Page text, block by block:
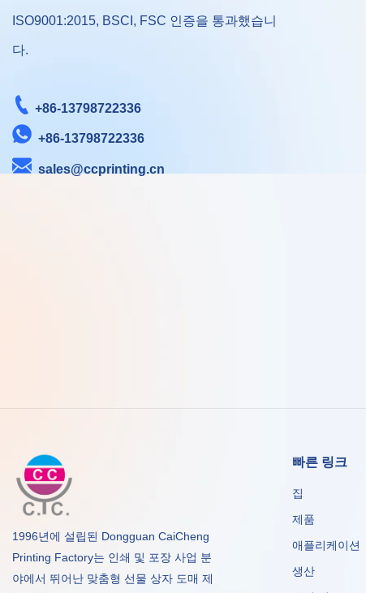
ISO9001:2015, BSCI, FSC 인증을 통과했습니
다.
+86-13798722336
+86-13798722336
sales@ccprinting.cn
1996년에 설립된 Dongguan CaiCheng
Printing Factory는 인쇄 및 포장 사업 분
야에서 뛰어난 맞춤형 선물 상자 도매 제
빠른 링크
집
제품
애플리케이션
생산